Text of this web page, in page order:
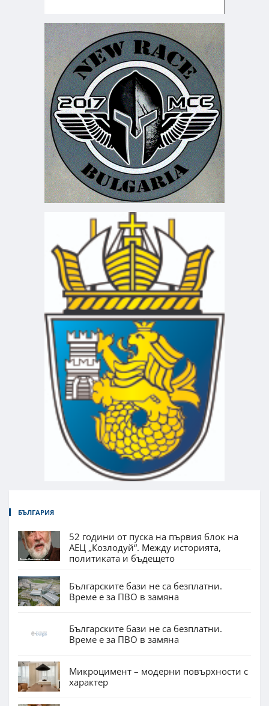
БЪЛГАРИЯ
52 години от пуска на първия блок на
АЕЦ „Козлодуй“. Между историята,
политиката и бъдещето
Българските бази не са безплатни.
Време е за ПВО в замяна
Българските бази не са безплатни.
Време е за ПВО в замяна
Микроцимент – модерни повърхности с
характер